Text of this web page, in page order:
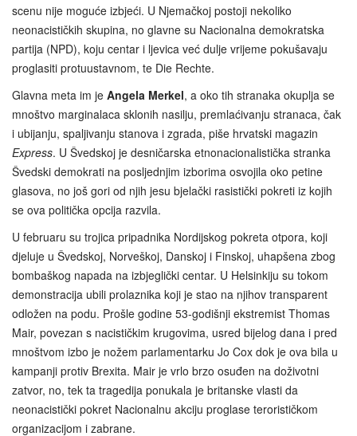
scenu nije moguće izbjeći. U Njemačkoj postoji nekoliko
neonacističkih skupina, no glavne su Nacionalna demokratska
partija (NPD), koju centar i ljevica već dulje vrijeme pokušavaju
proglasiti protuustavnom, te Die Rechte.
Glavna meta im je Angela Merkel, a oko tih stranaka okuplja se
mnoštvo marginalaca sklonih nasilju, premlaćivanju stranaca, čak
i ubijanju, spaljivanju stanova i zgrada, piše hrvatski magazin
Express. U Švedskoj je desničarska etnonacionalistička stranka
Švedski demokrati na posljednjim izborima osvojila oko petine
glasova, no još gori od njih jesu bjelački rasistički pokreti iz kojih
se ova politička opcija razvila.
U februaru su trojica pripadnika Nordijskog pokreta otpora, koji
djeluje u Švedskoj, Norveškoj, Danskoj i Finskoj, uhapšena zbog
bombaškog napada na izbjeglički centar. U Helsinkiju su tokom
demonstracija ubili prolaznika koji je stao na njihov transparent
odložen na podu. Prošle godine 53-godišnji ekstremist Thomas
Mair, povezan s nacističkim krugovima, usred bijelog dana i pred
mnoštvom izbo je nožem parlamentarku Jo Cox dok je ova bila u
kampanji protiv Brexita. Mair je vrlo brzo osuđen na doživotni
zatvor, no, tek ta tragedija ponukala je britanske vlasti da
neonacistički pokret Nacionalnu akciju proglase terorističkom
organizacijom i zabrane.